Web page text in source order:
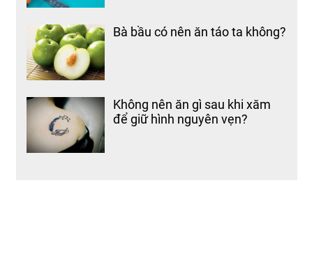
Bà bầu có nên ăn táo ta không?
Không nên ăn gì sau khi xăm
để giữ hình nguyên vẹn?